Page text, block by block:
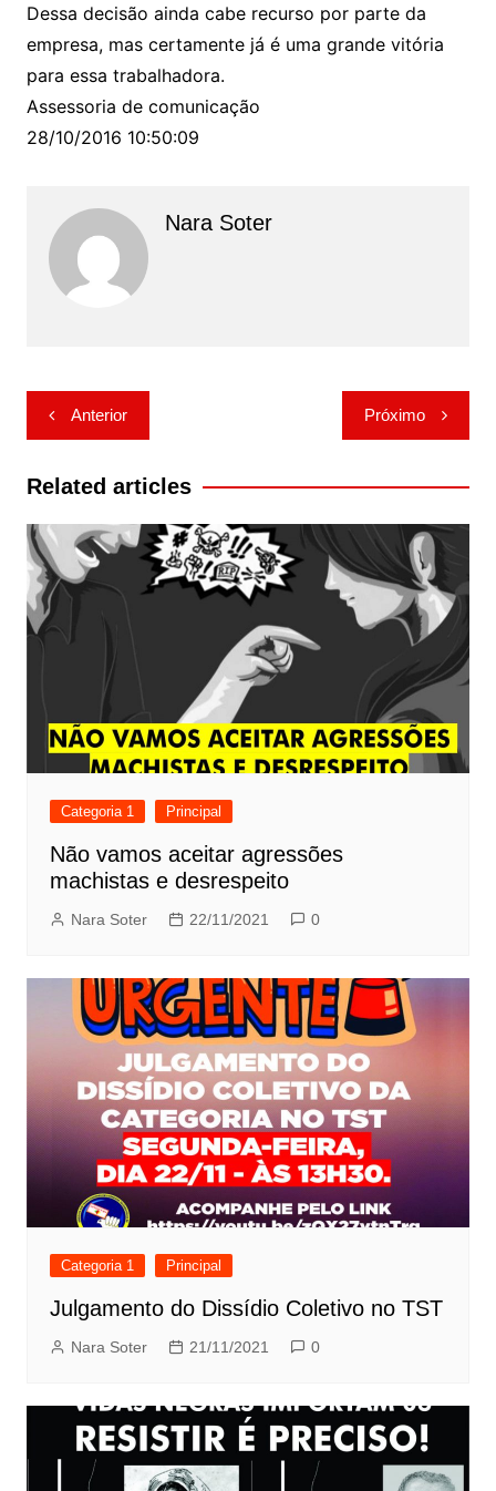
Dessa decisão ainda cabe recurso por parte da
empresa, mas certamente já é uma grande vitória
para essa trabalhadora.
Assessoria de comunicação
28/10/2016 10:50:09
Nara Soter
Navegação
de
Post
Anterior Próximo
Related articles
Categoria 1 Principal
Não vamos aceitar agressões
machistas e desrespeito
Nara Soter 22/11/2021 0
Categoria 1 Principal
Julgamento do Dissídio Coletivo no TST
Nara Soter 21/11/2021 0